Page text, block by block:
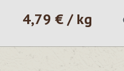
Prezzo normale:
4,79 € / kg